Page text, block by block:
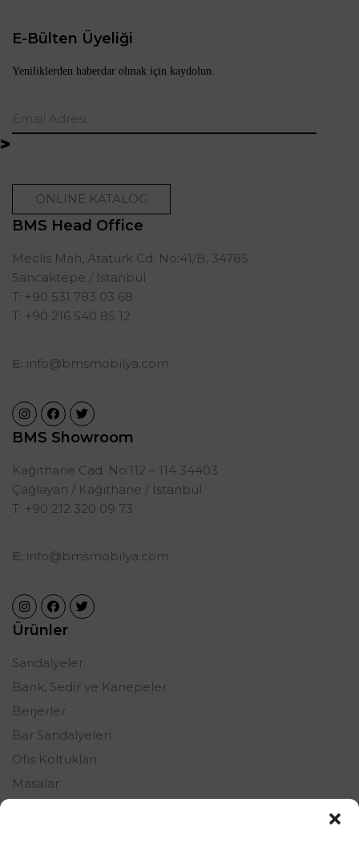
E-Bülten Üyeliği
Yeniliklerden haberdar olmak için kaydolun.
ONLINE KATALOG
BMS Head Office
Meclis Mah, Atatürk Cd. No:41/B, 34785
Sancaktepe / İstanbul
T: +90 531 783 03 68
T: +90 216 540 85 12
E: info@bmsmobilya.com
BMS Showroom
Kağıthane Cad. No:112 – 114 34403
Çağlayan / Kağıthane / İstanbul
T: +90 212 320 09 73
E: info@bmsmobilya.com
Ürünler
Sandalyeler
Bank, Sedir ve Kanepeler
Berjerler
Bar Sandalyeleri
Ofis Koltukları
Masalar